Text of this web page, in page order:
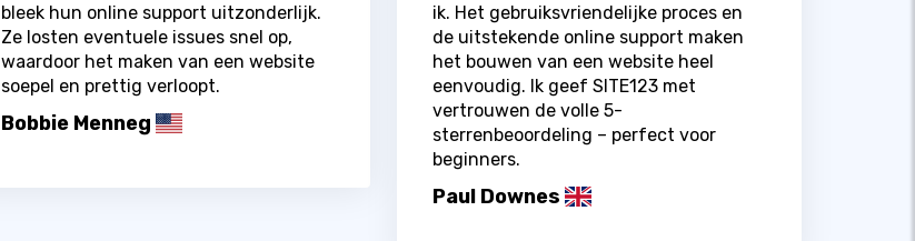
bleek hun online support uitzonderlijk.
Ze losten eventuele issues snel op,
waardoor het maken van een website
soepel en prettig verloopt.
Bobbie Menneg
ik. Het gebruiksvriendelijke proces en
de uitstekende online support maken
het bouwen van een website heel
eenvoudig. Ik geef SITE123 met
vertrouwen de volle 5-
sterrenbeoordeling – perfect voor
beginners.
Paul Downes